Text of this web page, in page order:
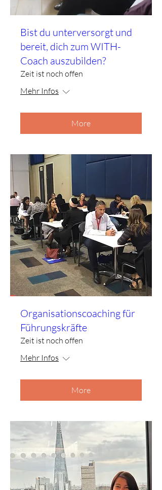
Bist du unterversorgt und
bereit, dich zum WITH-
Coach auszubilden?
Zeit ist noch offen
Mehr Infos
More
Organisationscoaching für
Führungskräfte
Zeit ist noch offen
Mehr Infos
More